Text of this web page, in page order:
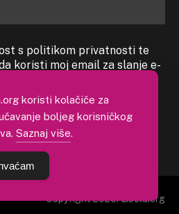
s politikom privatnosti te
koristi moj email za slanje e-
Copyright 2026. Libela.org
koristi kolačiće za
boljeg korisničkog
Saznaj više.